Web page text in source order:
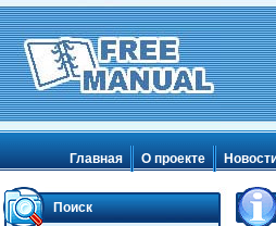
Главная О проекте
Поиск